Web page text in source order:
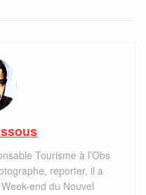
Tourisme à l’Obs
reporter, il a
end du Nouvel